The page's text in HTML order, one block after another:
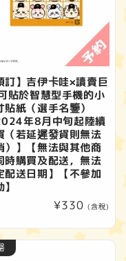
訂】吉伊卡哇×讀賣巨
貼於智慧型手機的小
貼紙（選手名鑒）
年8月中旬起陸續
（若延遲發貨則無法
）】【無法與其他商
時購買及配送，無法
配送日期】【不參加
定
¥330 (含稅)